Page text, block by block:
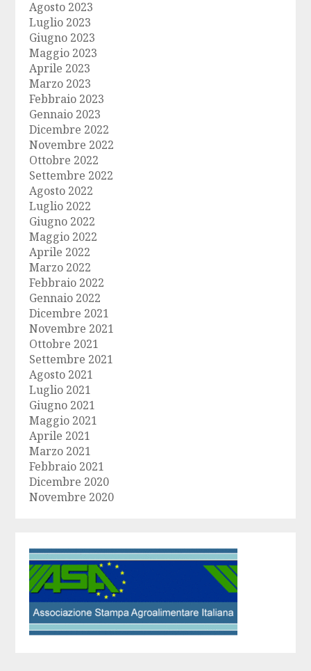
Agosto 2023
Luglio 2023
Giugno 2023
Maggio 2023
Aprile 2023
Marzo 2023
Febbraio 2023
Gennaio 2023
Dicembre 2022
Novembre 2022
Ottobre 2022
Settembre 2022
Agosto 2022
Luglio 2022
Giugno 2022
Maggio 2022
Aprile 2022
Marzo 2022
Febbraio 2022
Gennaio 2022
Dicembre 2021
Novembre 2021
Ottobre 2021
Settembre 2021
Agosto 2021
Luglio 2021
Giugno 2021
Maggio 2021
Aprile 2021
Marzo 2021
Febbraio 2021
Dicembre 2020
Novembre 2020